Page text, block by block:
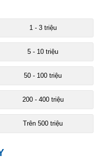
1 - 3 triệu
5 - 10 triệu
50 - 100 triệu
200 - 400 triệu
Trên 500 triệu